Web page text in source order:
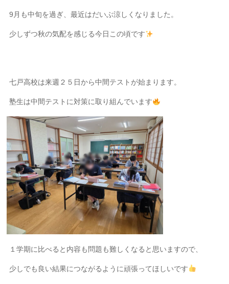
9月も中旬を過ぎ、最近はだいぶ涼しくなりました。
少しずつ秋の気配を感じる今日この頃です
七戸高校は来週２５日から中間テストが始まります。
塾生は中間テストに対策に取り組んでいます
１学期に比べると内容も問題も難しくなると思いますので、
少しでも良い結果につながるように頑張ってほしいです